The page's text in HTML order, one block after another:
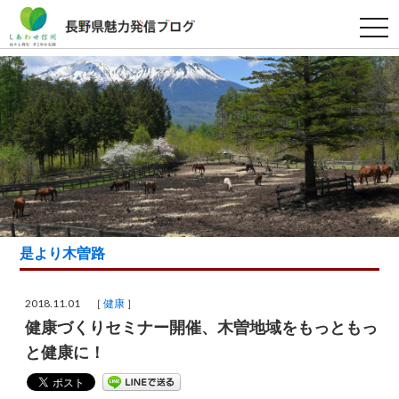
t
o
g
g
l
e
n
a
v
i
g
a
t
i
o
n
是より木曽路
2018.11.01 ［健康 ］
健康づくりセミナー開催、木曽地域をもっともっ
と健康に！